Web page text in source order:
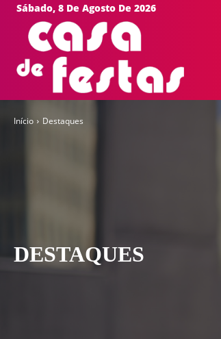
Sábado, 8 De Agosto De 2026
Início Destaques
DESTAQUES